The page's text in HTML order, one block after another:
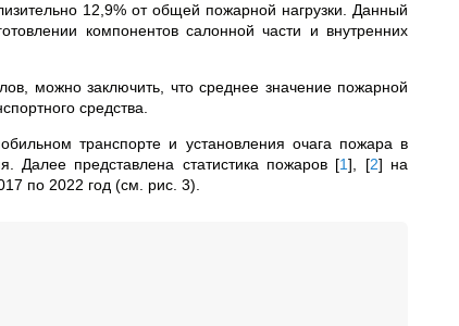
12,9% от общей пожарной нагрузки. Данный
компонентов салонной части и внутренних
можно заключить, что среднее значение пожарной
средства.
транспорте и установления очага пожара в
Далее представлена статистика пожаров [1], [2] на
по 2022 год (см. рис. 3).